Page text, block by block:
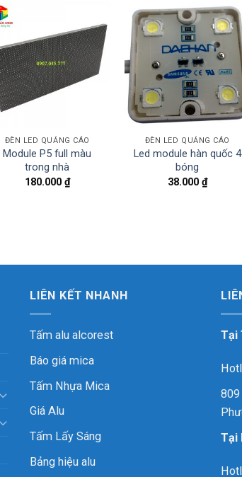
ĐÈN LED QUẢNG CÁO
Module P5 full màu
trong nhà
180.000 ₫
ĐÈN LED QUẢNG CÁO
Led module hàn quốc 4
bóng
38.000 ₫
LIÊN KẾT NHANH
Tấm alu alcorest
Báo giá mica
Tấm Nhựa Mica
Giá Alu
Tấm Lấy Sáng
Bảng hiệu alu
Tại
809
Tại